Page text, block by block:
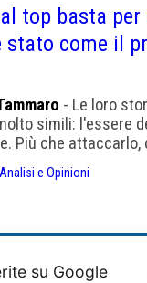
top basta
stato come il
- Le loro
simili: l'essere
Più che attaccarlo,
potuti essere. Il
Analisi e Opinioni
su Google